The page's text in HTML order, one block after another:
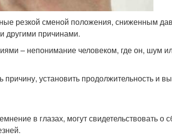
резкой сменой положения, сниженным
другими причинами.
– непонимание человеком, где он, шум
установить продолжительность и
в глазах, могут свидетельствовать о